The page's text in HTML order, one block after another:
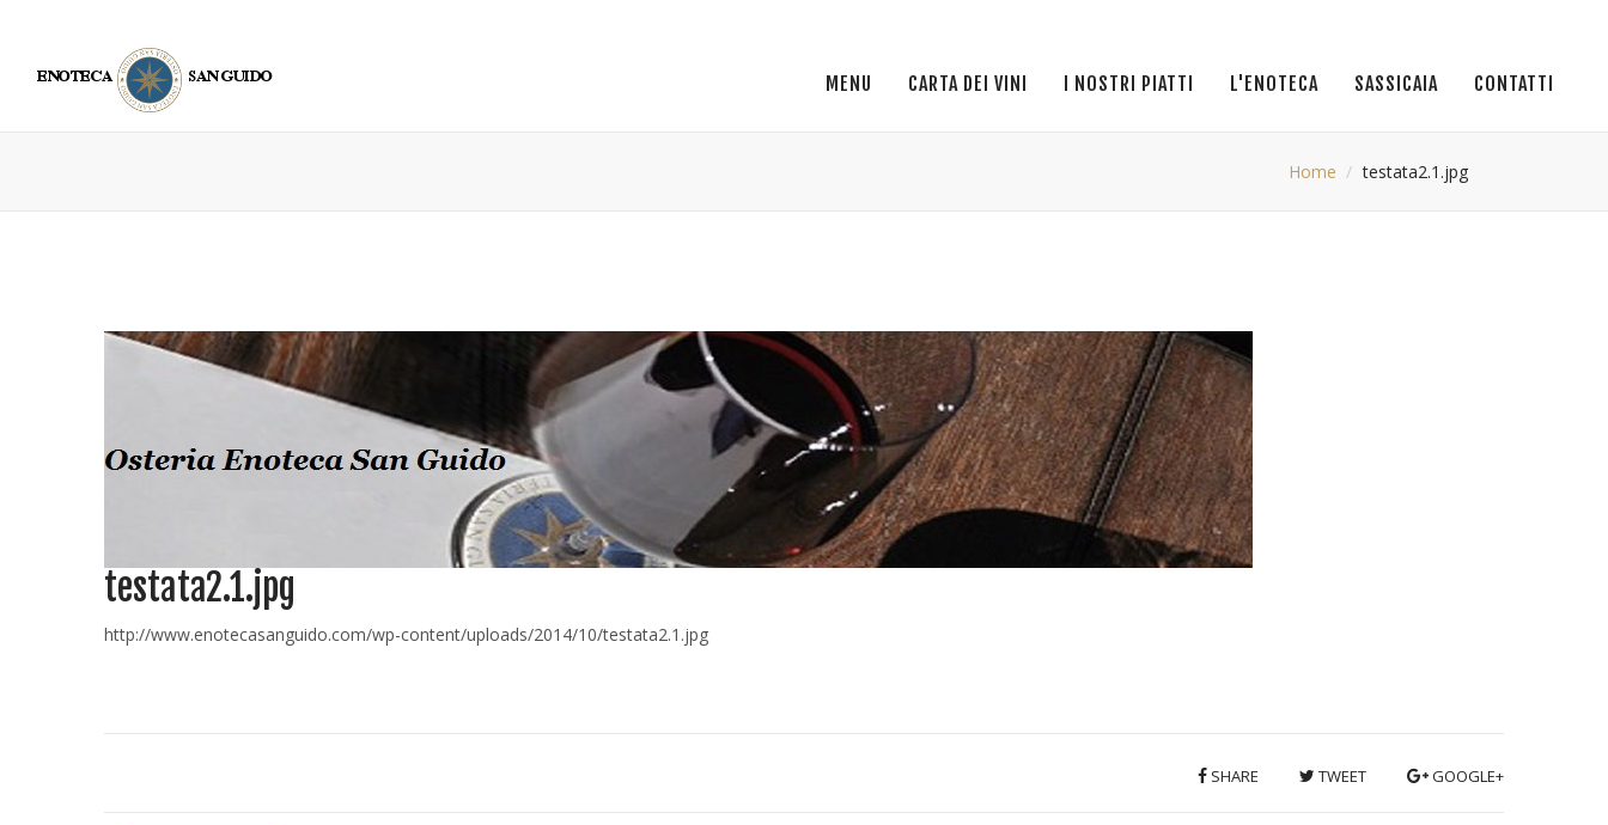
MENU CARTA DEI VINI I NOSTRI PIATTI L'ENOTECA SASSICAIA CONTATTI
Home testata2.1.jpg
testata2.1.jpg
http://www.enotecasanguido.com/wp-content/uploads/2014/10/testata2.1.jpg
SHARE TWEET GOOGLE+